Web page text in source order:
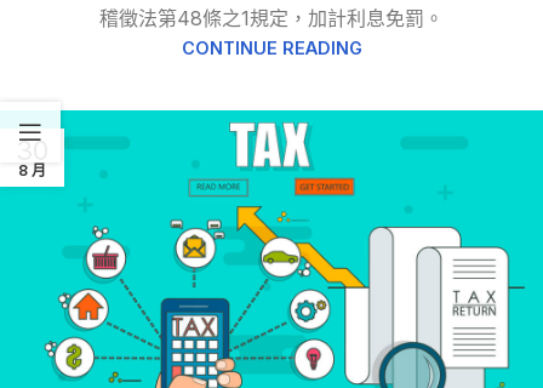
稽徵法第48條之1規定，加計利息免罰。
CONTINUE READING
30
8 月